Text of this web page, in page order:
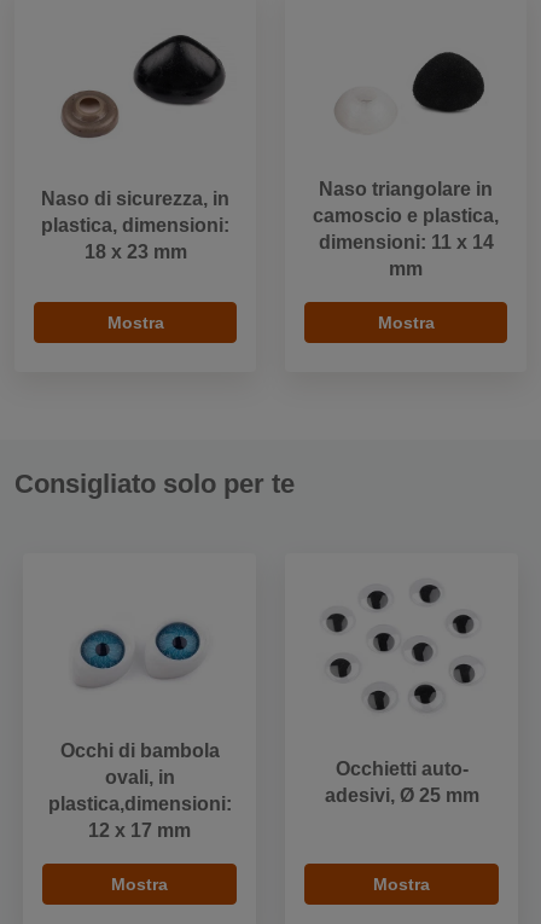
Naso di sicurezza, in
plastica, dimensioni:
18 x 23 mm
Mostra
Naso triangolare in
camoscio e plastica,
dimensioni: 11 x 14
mm
Mostra
Consigliato solo per te
Occhi di bambola
ovali, in
plastica,dimensioni:
12 x 17 mm
Mostra
Occhietti auto-
adesivi, Ø 25 mm
Mostra